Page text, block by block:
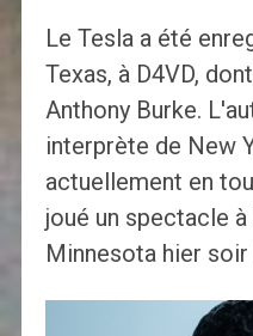
Le Tesla a été
Texas, à D4VD,
Anthony Burke.
interprète de New
actuellement en
joué un spectacle
Minnesota hier